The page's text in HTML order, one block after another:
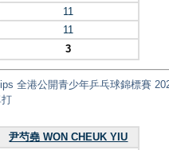
11
11
3
全港公開青少年乒乓球錦標賽
尹芍堯 WON CHEUK YIU